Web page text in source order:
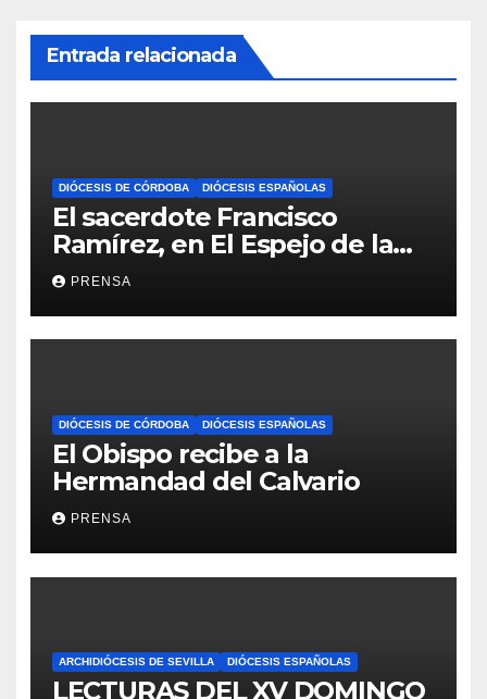
Entrada relacionada
DIÓCESIS DE CÓRDOBA DIÓCESIS ESPAÑOLAS
El sacerdote Francisco
Ramírez, en El Espejo de la
Iglesia
PRENSA
DIÓCESIS DE CÓRDOBA DIÓCESIS ESPAÑOLAS
El Obispo recibe a la
Hermandad del Calvario
PRENSA
ARCHIDIÓCESIS DE SEVILLA DIÓCESIS ESPAÑOLAS
LECTURAS DEL XV DOMINGO